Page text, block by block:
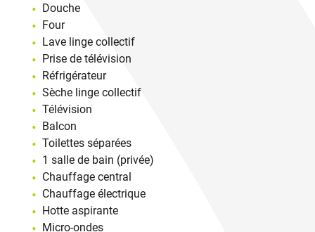
Douche
Four
Lave linge collectif
Prise de télévision
Réfrigérateur
Sèche linge collectif
Télévision
Balcon
Toilettes séparées
1 salle de bain (privée)
Chauffage central
Chauffage électrique
Hotte aspirante
Micro-ondes